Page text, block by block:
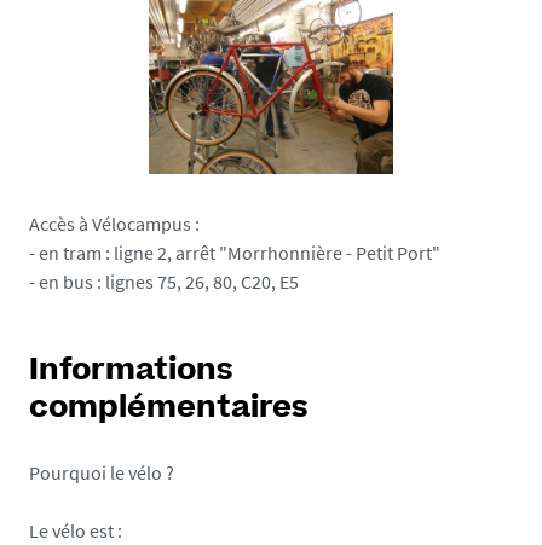
Accès à Vélocampus :
- en tram : ligne 2, arrêt "Morrhonnière - Petit Port"
- en bus : lignes 75, 26, 80, C20, E5
Informations
complémentaires
Pourquoi le vélo ?
Le vélo est :